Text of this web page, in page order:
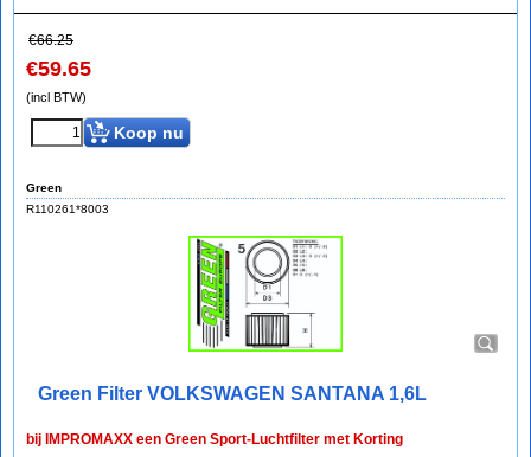
€66.25
€59.65
(incl BTW)
Koop nu
Green
R110261*8003
Green Filter VOLKSWAGEN SANTANA 1,6L
bij IMPROMAXX een Green Sport-Luchtfilter met Korting